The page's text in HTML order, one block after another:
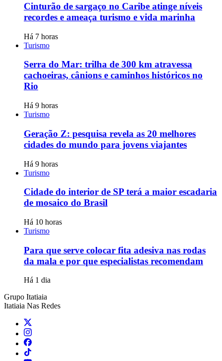
Cinturão de sargaço no Caribe atinge níveis
recordes e ameaça turismo e vida marinha
Há 7 horas
Turismo
Serra do Mar: trilha de 300 km atravessa
cachoeiras, cânions e caminhos históricos no
Rio
Há 9 horas
Turismo
Geração Z: pesquisa revela as 20 melhores
cidades do mundo para jovens viajantes
Há 9 horas
Turismo
Cidade do interior de SP terá a maior escadaria
de mosaico do Brasil
Há 10 horas
Turismo
Para que serve colocar fita adesiva nas rodas
da mala e por que especialistas recomendam
Há 1 dia
Grupo Itatiaia
Itatiaia Nas Redes